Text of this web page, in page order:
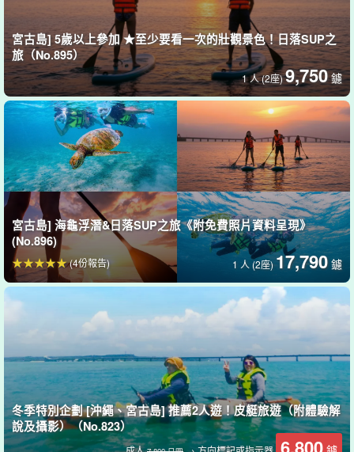
歡迎皮划艇初學者☆。
經驗豐富的導遊提供絕佳支援。
熟知宮古島的導遊會事先為您做詳盡的講解，即使是很久沒有划過
皮艇的人，初學者和兒童也可以放心參加。
宮古島] 5歲以上參加 ★至少要看一次的壯觀景色！日落SUP之
旅（No.895）
1 人 (2座)9,750 鑢
宮古島] 海龜浮潛&日落SUP之旅《附免費照片資料呈現》
(No.896)
1 人 (2座)17,790 鑢
(4份報告)
冬季特別企劃 [沖繩、宮古島] 推薦2人遊！皮艇旅遊（附體驗解
說及攝影）（No.823）